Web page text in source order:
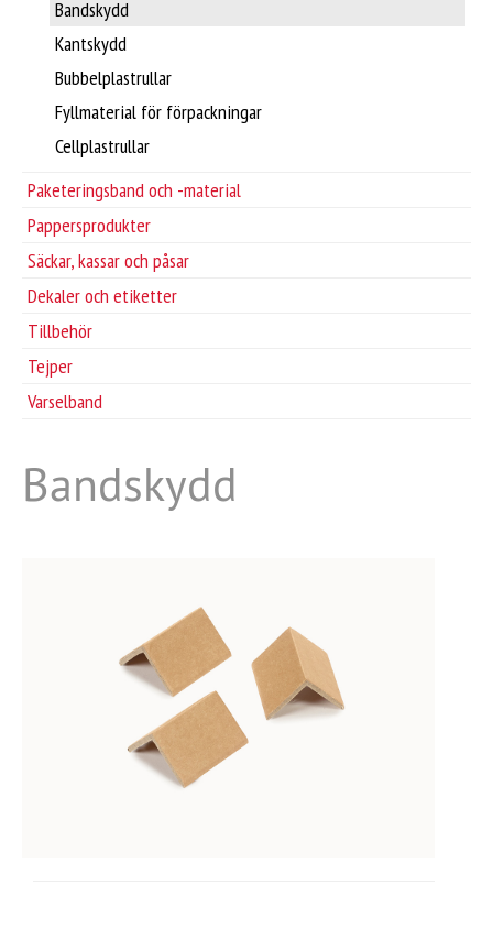
Maskiner och service
Förpackningsfilmer och -plaster
Paketeringsband och -material
Pappersprodukter
Dekaler och etiketter
Tejper
Bandskydd
Kantskydd
Bubbelplastrullar
Fyllmaterial för förpackningar
Cellplastrullar
Paketeringsband och -material
Pappersprodukter
Säckar, kassar och påsar
Dekaler och etiketter
Tillbehör
Tejper
Varselband
Bandskydd